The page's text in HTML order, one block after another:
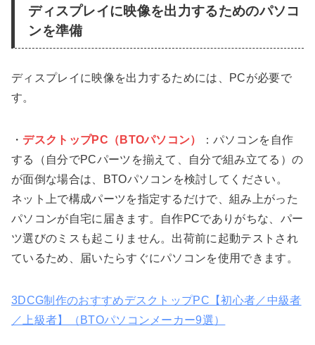
ディスプレイに映像を出力するためのパソコ
ンを準備
ディスプレイに映像を出力するためには、PCが必要で
す。
・ デスクトップPC（BTOパソコン）
：パソコンを自作
する（自分でPCパーツを揃えて、自分で組み立てる）の
が面倒な場合は、BTOパソコンを検討してください。
ネット上で構成パーツを指定するだけで、組み上がった
パソコンが自宅に届きます。自作PCでありがちな、パー
ツ選びのミスも起こりません。出荷前に起動テストされ
ているため、届いたらすぐにパソコンを使用できます。
3DCG制作のおすすめデスクトップPC【初心者／中級者
／上級者】（BTOパソコンメーカー9選）